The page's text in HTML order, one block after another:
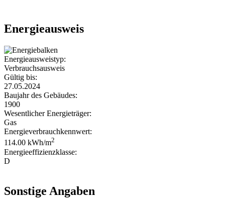
Energieausweis
Energieausweistyp:
Verbrauchsausweis
Gültig bis:
27.05.2024
Baujahr des Gebäudes:
1900
Wesentlicher Energieträger:
Gas
Energieverbrauchkennwert:
114.00 kWh/m2
Energieeffizienzklasse:
D
Sonstige Angaben